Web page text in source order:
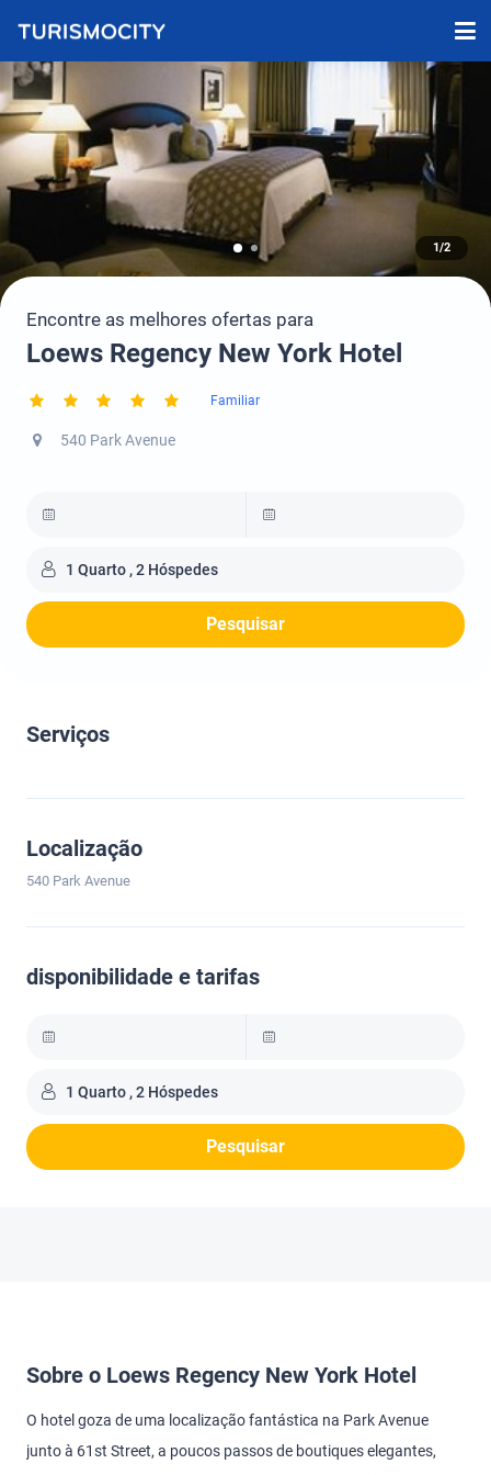
1/2
Encontre as melhores ofertas para
Loews Regency New York Hotel
Familiar
540 Park Avenue
1 Quarto , 2 Hóspedes
Pesquisar
Serviços
Localização
540 Park Avenue
disponibilidade e tarifas
1 Quarto , 2 Hóspedes
Pesquisar
Sobre o Loews Regency New York Hotel
O hotel goza de uma localização fantástica na Park Avenue
junto à 61st Street, a poucos passos de boutiques elegantes,